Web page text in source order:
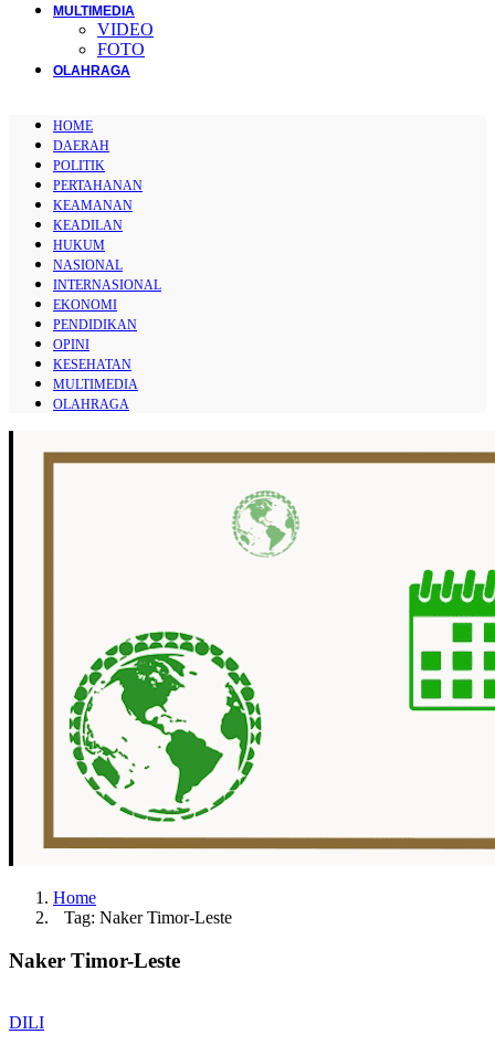
MULTIMEDIA
VIDEO
FOTO
OLAHRAGA
HOME
DAERAH
POLITIK
PERTAHANAN
KEAMANAN
KEADILAN
HUKUM
NASIONAL
INTERNASIONAL
EKONOMI
PENDIDIKAN
OPINI
KESEHATAN
MULTIMEDIA
OLAHRAGA
Home
Tag: Naker Timor-Leste
Naker Timor-Leste
DILI